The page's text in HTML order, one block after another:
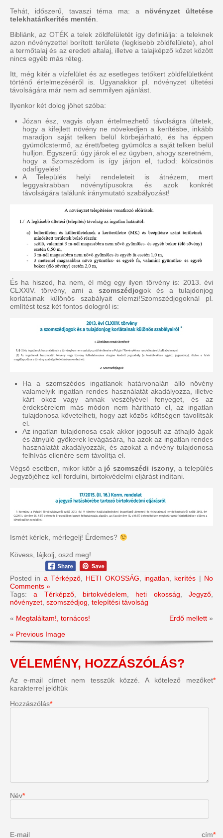
Tehát, időszerű, tavaszi téma ma: a növényzet ültetése
telekhatár/kerítés mentén
Bibliánk, az OTÉK a telek zöldfelületét így definiálja: a teleknek
azon növényzettel borított területe (legkisebb zöldfelülete), ahol
a termőtalaj és az eredeti altalaj, illetve a talajképző kőzet között
nincs egyéb más réteg.
Itt, még kitér a vízfelület és az esetleges tetőkert zöldfelületként
történő értelmezéséről is. Ugyanakkor pl. növényzet ültetési
távolságára már nem ad semmilyen ajánlást.
Ilyenkor két dolog jöhet szóba:
Józan ész, vagyis olyan értelmezhető távolságra ültetek,
hogy a kifejlett növény ne növekedjen a kerítésbe, inkább
maradjon saját telken belül körbejárható, és ha éppen
gyümölcstermő, az érett/beteg gyümölcs a saját telken belül
hulljon. Egyszerű: úgy járok el ez ügyben, ahogy szeretném,
hogy a Szomszédom is így járjon el, tudod: kölcsönös
odafigyelés!
A Település helyi rendeleteit is átnézem, mert
leggyakrabban növénytípusokra és azok konkrét
távolságára találunk iránymutató szabályozást!
És ha hiszed, ha nem, él még egy ilyen törvény is: 2013. évi
CLXXIV. törvény, ami a szomszédjogok és a tulajdonjog
korlátainak különös szabályait elemzi!Szomszédjogoknál pl.
említést tesz két fontos dologról is:
Ha a szomszédos ingatlanok határvonalán álló növény
valamelyik ingatlan rendes használatát akadályozza, illetve
kárt okoz vagy annak veszélyével fenyeget, és az
érdeksérelem más módon nem hárítható el, az ingatlan
tulajdonosa követelheti, hogy azt közös költségen távolítsák
el.
Az ingatlan tulajdonosa csak akkor jogosult az áthajló ágak
és átnyúló gyökerek levágására, ha azok az ingatlan rendes
használatát akadályozzák, és azokat a növény tulajdonosa
felhívás ellenére sem távolítja el.
Végső esetben, mikor kitör a jó szomszédi iszony , a település
Jegyzőjéhez kell fordulni, birtokvédelmi eljárást indítani.
Ismét kérlek, mérlegelj! Érdemes?
Kövess, lájkolj, oszd meg!
Posted in a Térképző HETI OKOSSÁG ingatlan kerítés | No
Comments »
Tags:a Térképző, birtokvédelem heti okosság ,Jegyző
növényzet szomszédjog telepítési távolság
« Megtaláltam!, tornácos! Erdő mellett »
« Previous Image
VÉLEMÉNY, HOZZÁSZÓLÁS?
Az e-mail címet nem tesszük közzé. A kötelező mezőket*
karakterrel jelöltük
Hozzászólás*
Név*
E-mail cím*